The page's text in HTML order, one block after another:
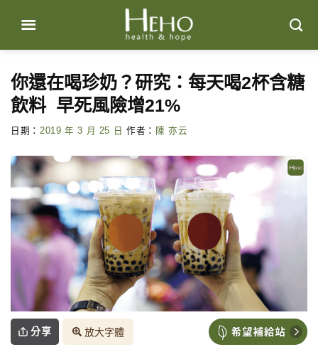
content
你還在喝珍奶？研究：每天喝2杯含糖
飲料 早死風險增21%
日期： 2019 年 3 月 25 日 作者： 陳 亦云
分享 放大字體